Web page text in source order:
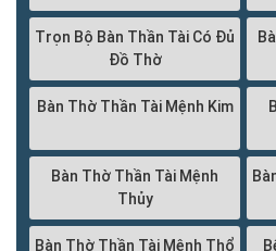
Trọn Bộ Bàn Thần Tài Có Đủ
Đồ Thờ
Bàn Thờ Thần Tài Mệnh Kim
Bàn Thờ Thần Tài Mệnh
Thủy
Bàn Thờ Thần Tài Mệnh Thổ